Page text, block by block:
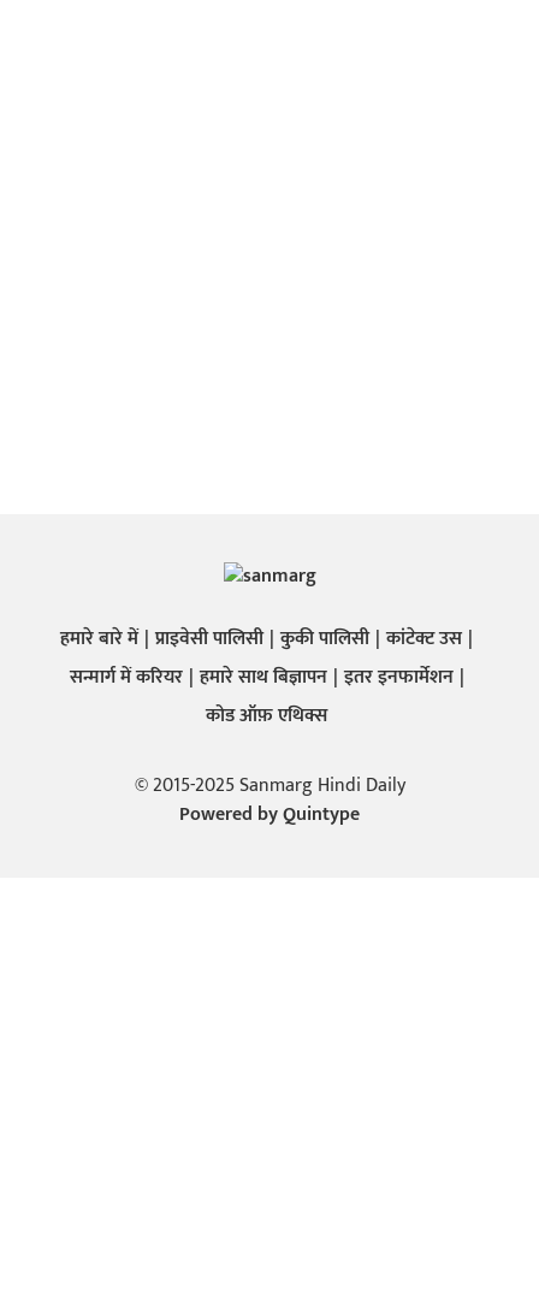
हमारे बारे में प्राइवेसी पालिसी कुकी पालिसी कांटेक्ट उस
सन्मार्ग में करियर हमारे साथ बिज्ञापन इतर इनफार्मेशन
कोड ऑफ़ एथिक्स
© 2015-2025 Sanmarg Hindi Daily
Powered byQuintype